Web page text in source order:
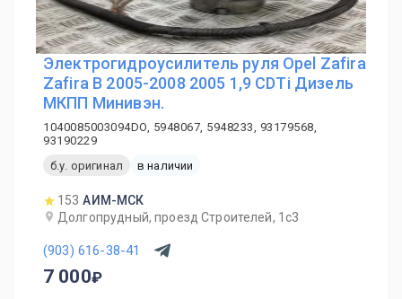
Электрогидроусилитель руля Opel Zafira
Zafira B 2005-2008 2005 1,9 CDTi Дизель
МКПП Минивэн.
1040085003094DO, 5948067, 5948233, 93179568,
93190229
б.у. оригинал
в наличии
153 АИМ-МСК
Долгопрудный, проезд Строителей, 1с3
(903) 616-38-41
7 000